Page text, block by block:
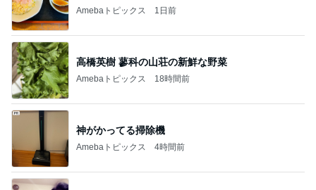
Amebaトピックス 1日前
高橋英樹 蓼科の山荘の新鮮な野菜
Amebaトピックス 18時間前
神がかってる掃除機
Amebaトピックス 4時間前